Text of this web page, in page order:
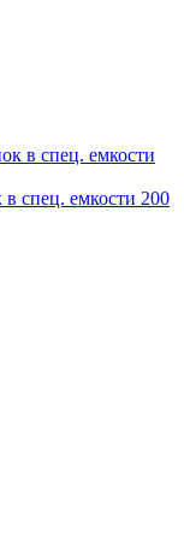
спец. емкости 200